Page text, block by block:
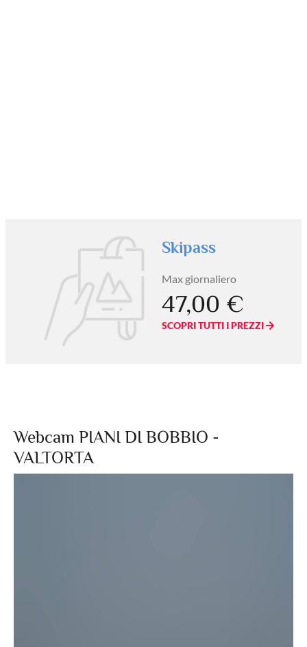
Skipass
Max giornaliero
47,00 €
SCOPRI TUTTI I PREZZI
Webcam PIANI DI BOBBIO -
VALTORTA